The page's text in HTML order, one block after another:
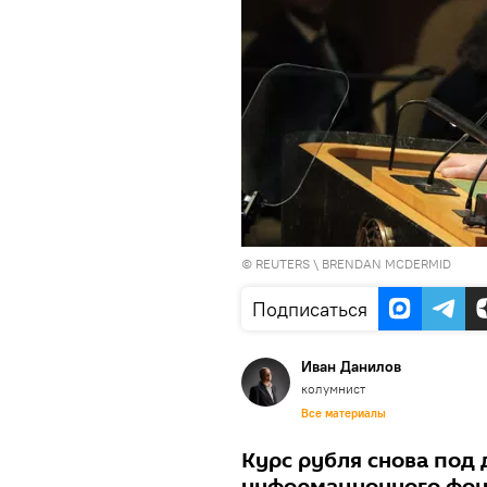
© REUTERS \ BRENDAN MCDERMID
Подписаться
Иван Данилов
колумнист
Все материалы
Курс рубля снова под